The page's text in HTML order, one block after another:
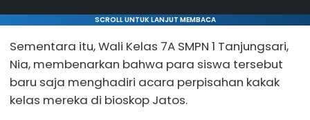
SCROLL UNTUK LANJUT MEMBACA
Sementara itu, Wali Kelas 7A SMPN 1 Tanjungsari,
Nia, membenarkan bahwa para siswa tersebut
baru saja menghadiri acara perpisahan kakak
kelas mereka di bioskop Jatos.